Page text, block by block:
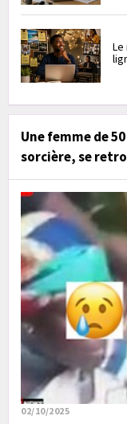
Le
Une femme de
sorcière, se
02/10/2025